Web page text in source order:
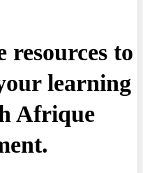
resources to
learning
Afrique